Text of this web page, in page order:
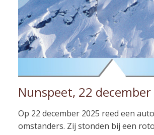
Nunspeet, 22
Op 22 december 2025 reed een
omstanders. Zij stonden bij een